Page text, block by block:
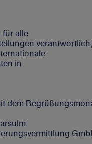
für alle
in
dem